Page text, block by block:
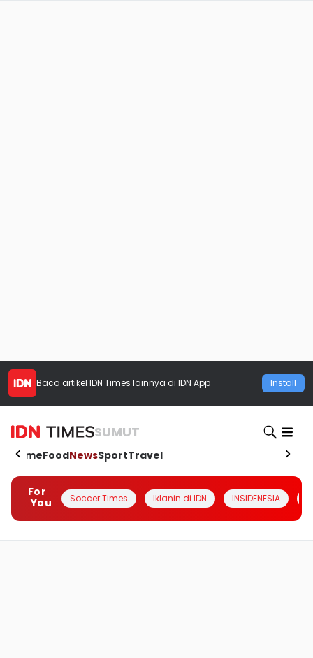
Baca artikel IDN Times lainnya di IDN App Install
SUMUT
HomeFoodNewsSportTravel
For
You
Soccer Times Iklanin di IDN INSIDENESIA